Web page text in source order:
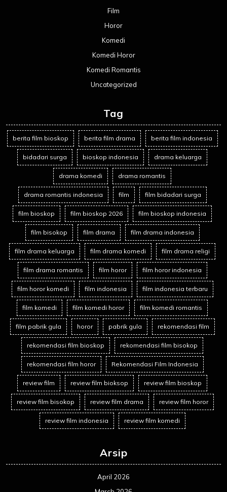
Film
Horor
Komedi
Komedi Horor
Komedi Romantis
Uncategorized
Tag
berita film bioskop berita film drama berita film indonesia
bidadari surga bioskop indonesia drama keluarga
drama komedi drama romantis
drama romantis indonesia film film bidadari surga
film bioskop film bioskop 2026 film bioskop indonesia
film bisokop film drama film drama indonesia
film drama keluarga film drama komedi film drama religi
film drama romantis film horor film horor indonesia
film horor komedi film indonesia film indonesia terbaru
film komedi film komedi horor film komedi romantis
film pabrik gula horor pabrik gula rekomendasi film
rekomendasi film bioskop rekomendasi film bisokop
rekomendasi film horor Rekomendasi Film Indonesia
review film review film bioksop review film bioskop
review film bisokop review film drama review film horor
review film indonesia review film komedi
Arsip
April 2026